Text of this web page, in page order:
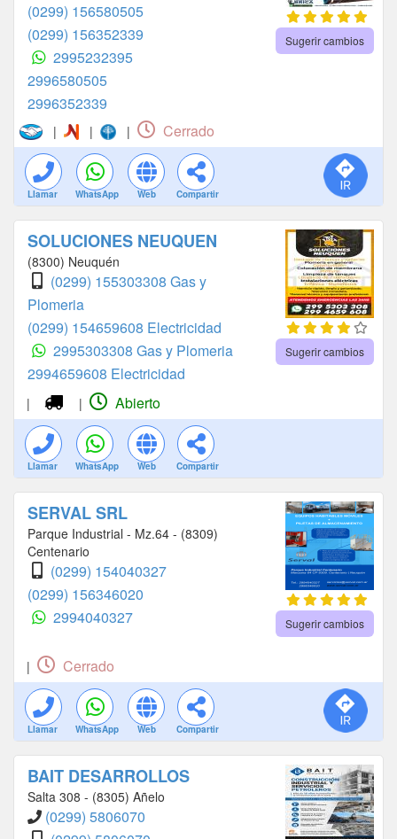
(0299) 156580505
(0299) 156352339
2995232395
2996580505
2996352339
Sugerir cambios
| | | Cerrado
Llamar WhatsApp Web Compartir
SOLUCIONES NEUQUEN
(8300) Neuquén
(0299) 155303308 Gas y
Plomeria
(0299) 154659608 Electricidad
2995303308 Gas y Plomeria
2994659608 Electricidad
Sugerir cambios
| | Abierto
Llamar WhatsApp Web Compartir
SERVAL SRL
Parque Industrial - Mz.64 - (8309)
Centenario
(0299) 154040327
(0299) 156346020
2994040327
Sugerir cambios
| Cerrado
Llamar WhatsApp Web Compartir
BAIT DESARROLLOS
Salta 308 - (8305) Añelo
(0299) 5806070